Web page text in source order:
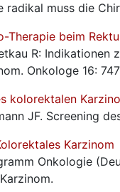
radikal muss die
Therapie beim
R: Indikationen
Onkologe 16:
kolorektalen
JF. Screening
Karzinom
Onkologie